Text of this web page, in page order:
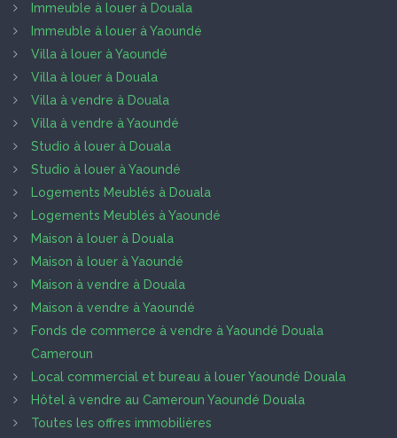
Immeuble à louer à Douala
Immeuble à louer à Yaoundé
Villa à louer à Yaoundé
Villa à louer à Douala
Villa à vendre à Douala
Villa à vendre à Yaoundé
Studio à louer à Douala
Studio à louer à Yaoundé
Logements Meublés à Douala
Logements Meublés à Yaoundé
Maison à louer à Douala
Maison à louer à Yaoundé
Maison à vendre à Douala
Maison à vendre à Yaoundé
Fonds de commerce à vendre à Yaoundé Douala
Cameroun
Local commercial et bureau à louer Yaoundé Douala
Hôtel à vendre au Cameroun Yaoundé Douala
Toutes les offres immobilières